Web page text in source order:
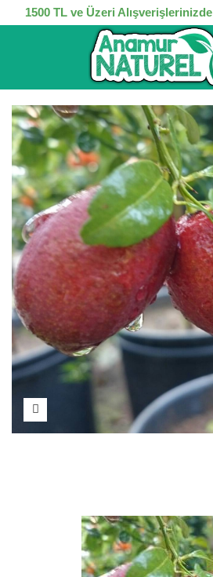
1500 TL ve Üzeri Alışverişlerinizde